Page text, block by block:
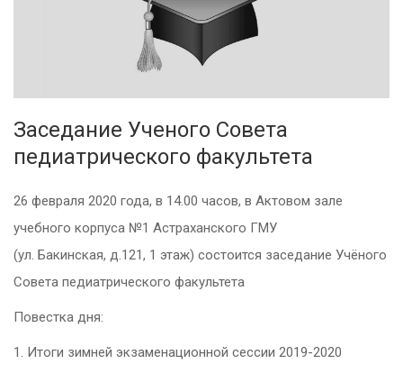
Заседание Ученого Совета
педиатрического факультета
26 февраля 2020 года, в 14.00 часов, в Актовом зале
учебного корпуса №1 Астраханского ГМУ
(ул. Бакинская, д.121, 1 этаж) состоится заседание Учёного
Совета педиатрического факультета
Повестка дня:
1. Итоги зимней экзаменационной сессии 2019-2020